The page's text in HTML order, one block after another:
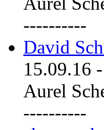
----------
David
15.09.16 -
Aurel
----------